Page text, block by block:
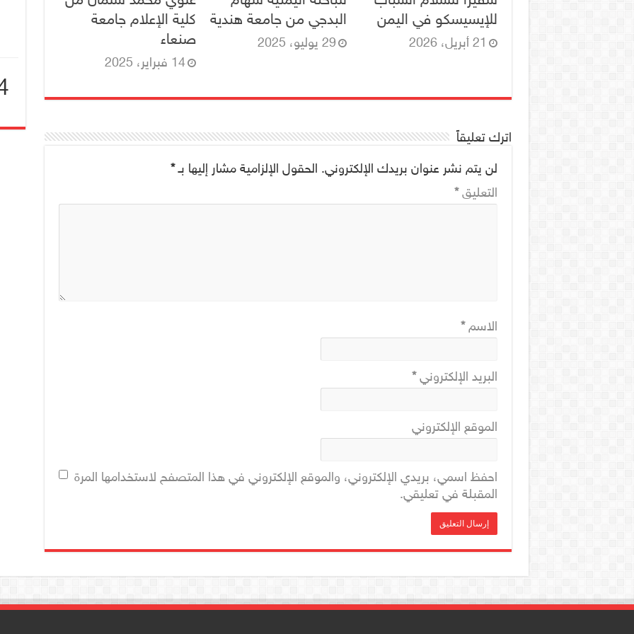
للإيسيسكو في اليمن
21 أبريل، 2026
البدجي من جامعة هندية
29 يوليو، 2025
كلية الإعلام جامعة
صنعاء
14 فبراير، 2025
اترك تعليقاً
لن يتم نشر عنوان بريدك الإلكتروني. الحقول الإلزامية مشار إليها بـ*
التعليق*
الاسم*
البريد الإلكتروني*
الموقع الإلكتروني
احفظ اسمي، بريدي الإلكتروني، والموقع الإلكتروني في هذا المتصفح لاستخدامها المرة
المقبلة في تعليقي.